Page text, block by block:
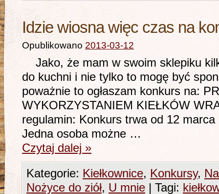
Idzie wiosna więc czas na
Opublikowano 2013-03-12
Jako, że mam w swoim sklepiku
do kuchni i nie tylko to mogę być
poważnie to ogłaszam konkurs na:
WYKORZYSTANIEM KIEŁKÓW
regulamin: Konkurs trwa od 12
Jedna osoba możne …
Czytaj dalej »
Kategorie: Kiełkownice, Konkursy,
Nożyce do ziół, U mnie | Tagi: